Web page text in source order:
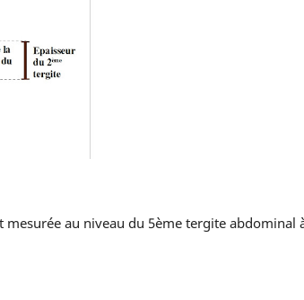
au niveau du 5ème tergite abdominal